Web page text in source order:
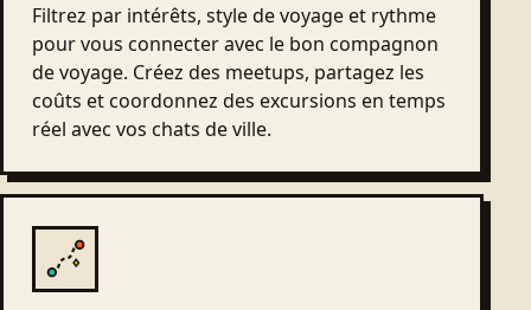
Filtrez par intérêts, style de voyage et rythme
pour vous connecter avec le bon compagnon
de voyage. Créez des meetups, partagez les
coûts et coordonnez des excursions en temps
réel avec vos chats de ville.